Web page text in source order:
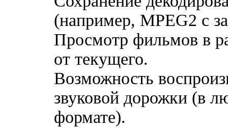
(например, MPEG2 с
Просмотр фильмов в
от текущего.
Возможность
звуковой дорожки (в
формате).